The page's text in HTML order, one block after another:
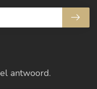
antwoord.